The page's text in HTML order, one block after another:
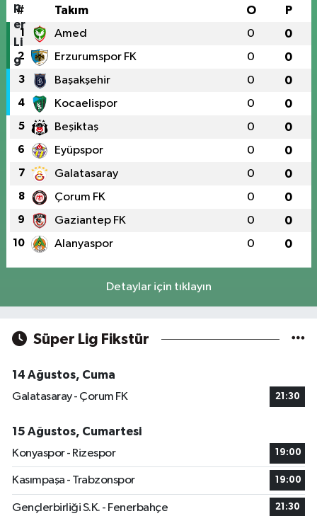
# Takım O P
1 Amed 0 0
2 Erzurumspor FK 0 0
3 Başakşehir 0 0
4 Kocaelispor 0 0
5 Beşiktaş 0 0
6 Eyüpspor 0 0
7 Galatasaray 0 0
8 Çorum FK 0 0
9 Gaziantep FK 0 0
10 Alanyaspor 0 0
Detaylar için tıklayın
Süper Lig Fikstür
14 Ağustos, Cuma
Galatasaray - Çorum FK
21:30
15 Ağustos, Cumartesi
Konyaspor - Rizespor
19:00
Kasımpaşa - Trabzonspor 19:00
Gençlerbirliği S.K. - Fenerbahçe 21:30